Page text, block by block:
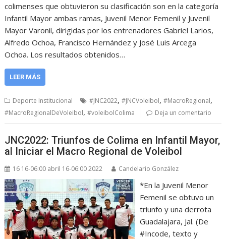
colimenses que obtuvieron su clasificación son en la categoría
Infantil Mayor ambas ramas, Juvenil Menor Femenil y Juvenil
Mayor Varonil, dirigidas por los entrenadores Gabriel Larios,
Alfredo Ochoa, Francisco Hernández y José Luis Arcega
Ochoa. Los resultados obtenidos…
LEER MÁS
Deporte Institucional #JNC2022,#JNCVoleibol,#MacroRegional,
#MacroRegionalDeVoleibol,#voleibolColima Deja un comentario
JNC2022: Triunfos de Colima en Infantil Mayor,
al Iniciar el Macro Regional de Voleibol
16 16-06:00 abril 16-06:00 2022 Candelario González
*En la Juvenil Menor
Femenil se obtuvo un
triunfo y una derrota
Guadalajara, Jal. (De
#Incode, texto y